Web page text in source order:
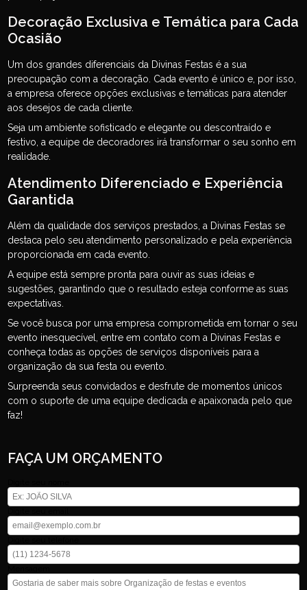
Decoração Exclusiva e Temática para Cada
Ocasião
Um dos grandes diferenciais da Divinas Festas é a sua
preocupação com a decoração. Cada evento é único e, por isso,
a empresa oferece opções exclusivas e temáticas para atender
aos desejos de cada cliente.
Seja um ambiente sofisticado e elegante ou descontraído e
festivo, a equipe de decoradores irá transformar o seu sonho em
realidade.
Atendimento Diferenciado e Experiência
Garantida
Além da qualidade dos serviços prestados, a Divinas Festas se
destaca pelo seu atendimento personalizado e pela experiência
proporcionada em cada evento.
A equipe está sempre pronta para ouvir as suas ideias e
sugestões, garantindo que o resultado esteja conforme as suas
expectativas.
Se você busca por uma empresa comprometida em tornar o seu
evento inesquecível, entre em contato com a Divinas Festas e
conheça todas as opções de serviços disponíveis para a
organização da sua festa ou evento.
Surpreenda seus convidados e desfrute de momentos únicos
com o suporte de uma equipe dedicada e apaixonada pelo que
faz!
FAÇA UM ORÇAMENTO